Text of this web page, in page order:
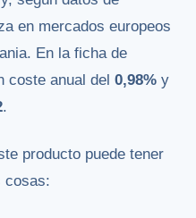
en mercados europeos
En la ficha de
coste anual del 0,98% y
.
producto puede tener
cosas: